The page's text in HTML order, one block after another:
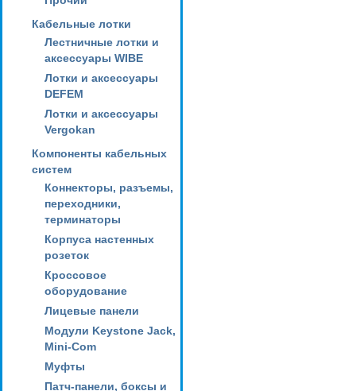
Кабельные лотки
Лестничные лотки и
аксессуары WIBE
Лотки и аксессуары
DEFEM
Лотки и аксессуары
Vergokan
Компоненты кабельных
систем
Коннекторы, разъемы,
переходники,
терминаторы
Корпуса настенных
розеток
Кроссовое
оборудование
Лицевые панели
Модули Keystone Jack,
Mini-Com
Муфты
Патч-панели, боксы и